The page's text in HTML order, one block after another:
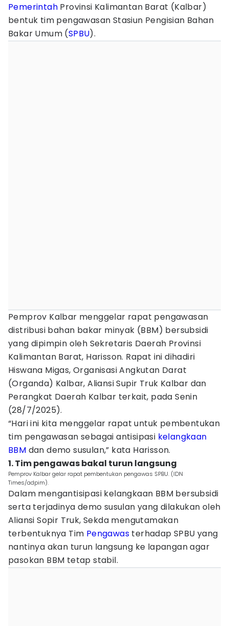
Pemerintah Provinsi Kalimantan Barat (Kalbar)
bentuk tim pengawasan Stasiun Pengisian Bahan
Bakar Umum (SPBU).
Pemprov Kalbar menggelar rapat pengawasan
distribusi bahan bakar minyak (BBM) bersubsidi
yang dipimpin oleh Sekretaris Daerah Provinsi
Kalimantan Barat, Harisson. Rapat ini dihadiri
Hiswana Migas, Organisasi Angkutan Darat
(Organda) Kalbar, Aliansi Supir Truk Kalbar dan
Perangkat Daerah Kalbar terkait, pada Senin
(28/7/2025).
“Hari ini kita menggelar rapat untuk pembentukan
tim pengawasan sebagai antisipasi kelangkaan
BBM dan demo susulan,” kata Harisson.
1. Tim pengawas bakal turun langsung
Pemprov Kalbar gelar rapat pembentukan pengawas SPBU. (IDN
Times/adpim).
Dalam mengantisipasi kelangkaan BBM bersubsidi
serta terjadinya demo susulan yang dilakukan oleh
Aliansi Sopir Truk, Sekda mengutamakan
terbentuknya Tim Pengawas terhadap SPBU yang
nantinya akan turun langsung ke lapangan agar
pasokan BBM tetap stabil.